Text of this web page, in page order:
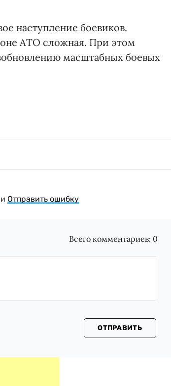
наступление боевиков.
АТО сложная. При этом
масштабных боевых
Отправить ошибку
Всего комментариев: 0
ОТПРАВИТЬ